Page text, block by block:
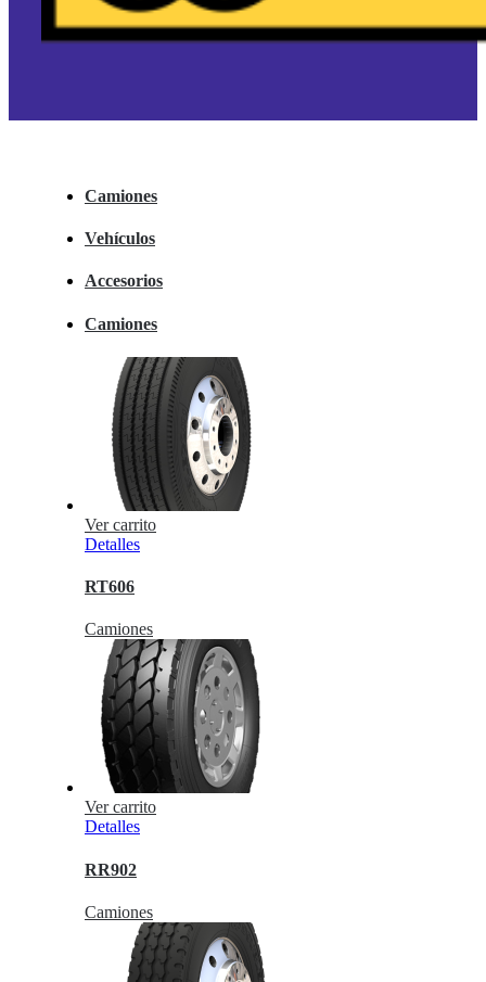
Camiones
Vehículos
Accesorios
Camiones
Ver carrito
Detalles
RT606
Camiones
Ver carrito
Detalles
RR902
Camiones